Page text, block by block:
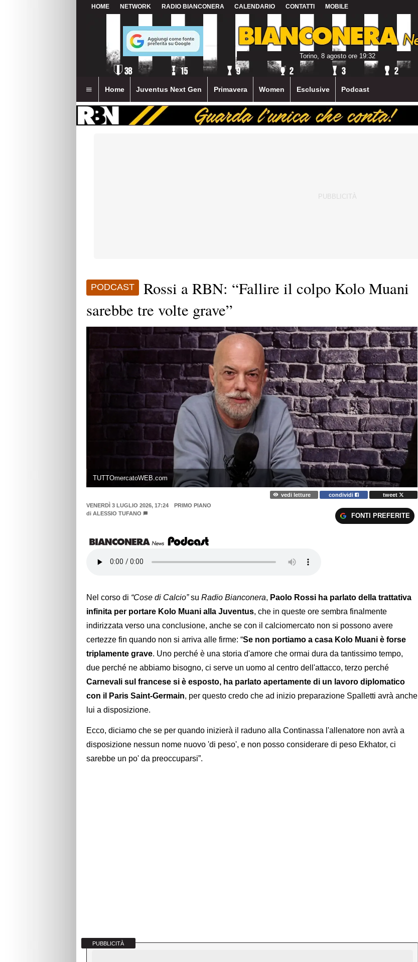
HOME NETWORK RADIO BIANCONERA CALENDARIO CONTATTI MOBILE
Torino, 8 agosto ore 19:32
Home Juventus Next Gen Primavera Women Esclusive Podcast
PODCAST
Rossi a RBN: “Fallire il colpo Kolo Muani
sarebbe tre volte grave”
TUTTOmercatoWEB.com
vedi letture condividi
tweet
VENERDÌ 3 LUGLIO 2026, 17:24
PRIMO PIANO
di ALESSIO TUFANO FONTI PREFERITE
Nel corso di “Cose di Calcio”su Radio Bianconera, Paolo Rossi ha parlato della trattativa
infinita per portare Kolo Muani alla Juventus, che in queste ore sembra finalmente
indirizzata verso una conclusione, anche se con il calciomercato non si possono avere
certezze fin quando non si arriva alle firme: “Se non portiamo a casa Kolo Muani è forse
triplamente grave. Uno perché è una storia d'amore che ormai dura da tantissimo tempo,
due perché ne abbiamo bisogno, ci serve un uomo al centro dell'attacco, terzo perché
Carnevali sul francese si è esposto, ha parlato apertamente di un lavoro diplomatico
con il Paris Saint-Germain, per questo credo che ad inizio preparazione Spalletti avrà anche
lui a disposizione.
Ecco, diciamo che se per quando inizierà il raduno alla Continassa l'allenatore non avrà a
disposizione nessun nome nuovo 'di peso', e non posso considerare di peso Ekhator, ci
sarebbe un po' da preoccuparsi”.
PUBBLICITÀ